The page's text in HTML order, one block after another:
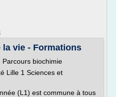
vie - Formations
Parcours biochimie
Lille 1 Sciences et
(L1) est commune à tous